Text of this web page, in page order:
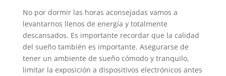
No por dormir las horas aconsejadas vamos a
levantarnos llenos de energía y totalmente
descansados. Es importante recordar que la calidad
del sueño también es importante. Asegurarse de
tener un ambiente de sueño cómodo y tranquilo,
limitar la exposición a dispositivos electrónicos antes